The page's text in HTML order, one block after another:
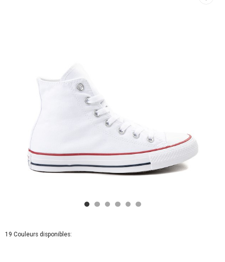
19 Couleurs disponibles: